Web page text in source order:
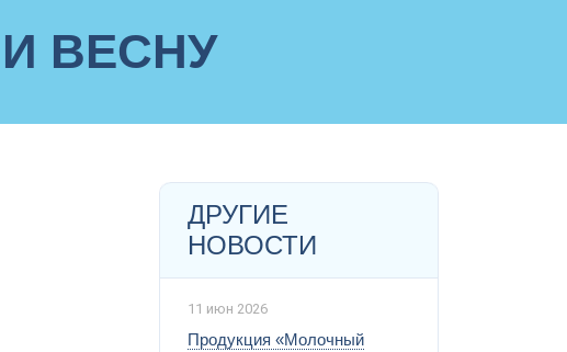
ВЕСНУ
ДРУГИЕ
НОВОСТИ
11 июн 2026
Продукция «Молочный